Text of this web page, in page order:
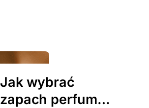
Jak wybrać
zapach perfum